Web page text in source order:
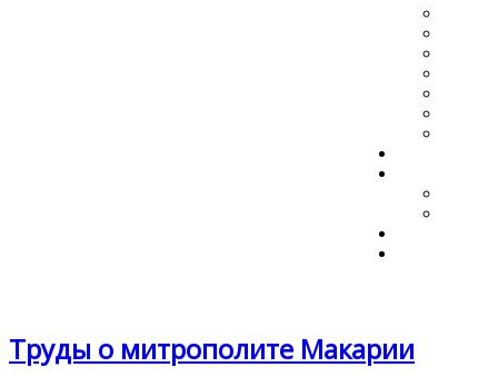
Труды о митрополите Макарии